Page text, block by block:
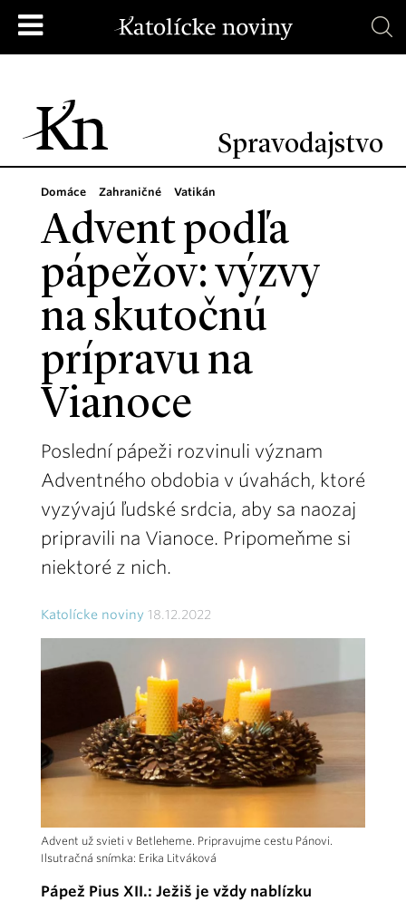
Spravodajstvo
Domáce Zahraničné Vatikán
Advent podľa
pápežov: výzvy
na skutočnú
prípravu na
Vianoce
Poslední pápeži rozvinuli význam
Adventného obdobia v úvahách, ktoré
vyzývajú ľudské srdcia, aby sa naozaj
pripravili na Vianoce. Pripomeňme si
niektoré z nich.
Katolícke noviny 18.12.2022
Advent už svieti v Betleheme. Pripravujme cestu Pánovi.
Ilsutračná snímka: Erika Litváková
Pápež Pius XII.: Ježiš je vždy nablízku